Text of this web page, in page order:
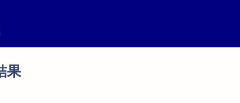
果